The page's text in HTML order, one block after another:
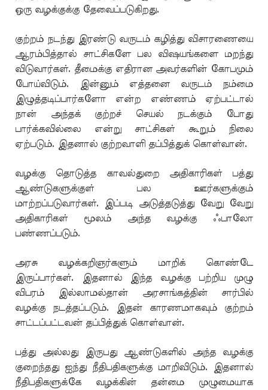
ஒரு வழக்குக்கு தேவைப்படுகிறது.
குற்றம் நடந்து இரண்டு வருடம் கழித்து விசாரணையை
ஆரம்பித்தால் சாட்சிகளே பல விஷயங்களை மறந்து
விடுவார்கள். தீமைக்கு எதிரான அவர்களின் கோபமும்
போய்விடும். இன்னும் எத்தனை வருடம் நம்மை
இழுத்தடிப்பார்களோ என்ற எண்ணம் ஏற்பட்டால்
நான் அந்தக் குற்றச் செயல் நடக்கும் போது
பார்க்கவில்லை என்று சாட்சிகள் கூறும் நிலை
ஏற்படும். இதனால் குற்றவாளி தப்பித்துக் கொள்வான்.
வழக்கு தொடுத்த காவல்துறை அதிகாரிகள் பத்து
ஆண்டுகளுக்குள் பல ஊர்களுக்கும்
மாற்றப்படுவார்கள். இப்படி அடுத்தடுத்து வேறு வேறு
அதிகாரிகள் மூலம் அந்த வழக்கு ஃபாலோ
பண்ணப்படும்.
அரசு வழக்கறிஞர்களும் மாறிக் கொண்டே
இருப்பார்கள். இதனால் இந்த வழக்கு பற்றிய முழு
விபரம் இல்லாமல்தான் அரசாங்கத்தின் சார்பில்
வழக்கு நடத்தப்படும். இதன் காரணமாகவும் குற்றம்
சாட்டப்பட்டவன் தப்பித்துக் கொள்வான்.
பத்து அல்லது இருபது ஆண்டுகளில் அந்த வழக்கு
குறைந்தது ஐந்து நீதிபதிகளுக்கு மாறிவிடும். இதனால்
நீதிபதிகளுக்கே வழக்கின் தன்மை முழுமையாக